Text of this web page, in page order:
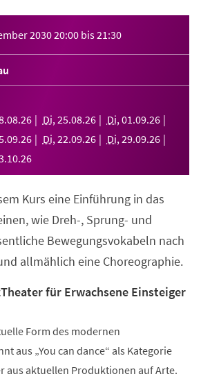
203020:00 bis21:30
.08.26 Di, 25.08.26 Di, 01 .09.26
.09.26 Di, 22.09.26 Di, 29.09.26
.10.26
Kurs eine Einführung in das
wie Dreh-, Sprung- und
Bewegungsvokabeln nach
allmählich eine Choreographie.
für Erwachsene Einsteiger
Form des modernen
aus „You can dance“ als Kategorie
aus aktuellen Produktionen auf Arte.